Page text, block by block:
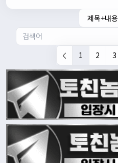
1
2 3